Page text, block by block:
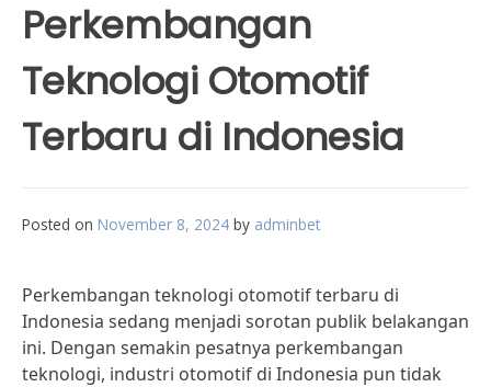
Perkembangan
Teknologi Otomotif
Terbaru di Indonesia
Posted on November 8, 2024 by adminbet
Perkembangan teknologi otomotif terbaru di
Indonesia sedang menjadi sorotan publik belakangan
ini. Dengan semakin pesatnya perkembangan
teknologi, industri otomotif di Indonesia pun tidak